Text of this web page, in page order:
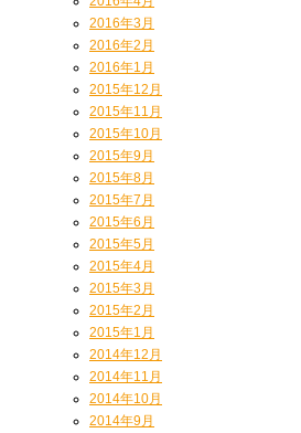
2016年3月
2016年2月
2016年1月
2015年12月
2015年11月
2015年10月
2015年9月
2015年8月
2015年7月
2015年6月
2015年5月
2015年4月
2015年3月
2015年2月
2015年1月
2014年12月
2014年11月
2014年10月
2014年9月